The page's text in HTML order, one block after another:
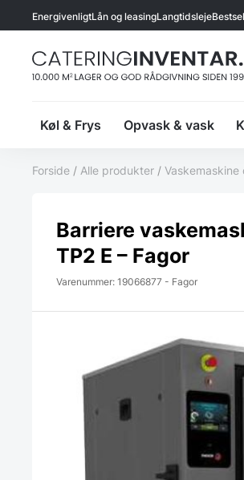
EnergivenligtLån og leasingLangtidsleje
Køl & Frys Opvask & vask
Forside / Alle produkter /
Barriere
TP2 E – Fagor
Varenummer: 19066877 - Fagor